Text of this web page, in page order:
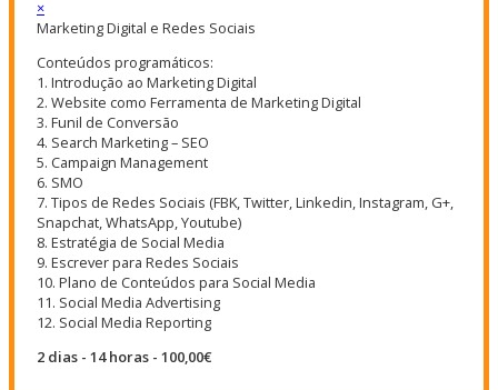
×
Marketing Digital e Redes Sociais
Conteúdos programáticos:
1. Introdução ao Marketing Digital
2. Website como Ferramenta de Marketing Digital
3. Funil de Conversão
4. Search Marketing – SEO
5. Campaign Management
6. SMO
7. Tipos de Redes Sociais (FBK, Twitter, Linkedin, Instagram, G+,
Snapchat, WhatsApp, Youtube)
8. Estratégia de Social Media
9. Escrever para Redes Sociais
10. Plano de Conteúdos para Social Media
11. Social Media Advertising
12. Social Media Reporting
2 dias - 14 horas - 100,00€